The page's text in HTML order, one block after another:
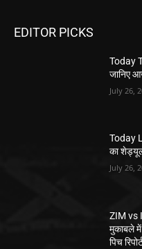
EDITOR PICKS
Today
जानिए
July 26,
Today
का
July 26,
ZIM vs
मुकाबले में
पिच